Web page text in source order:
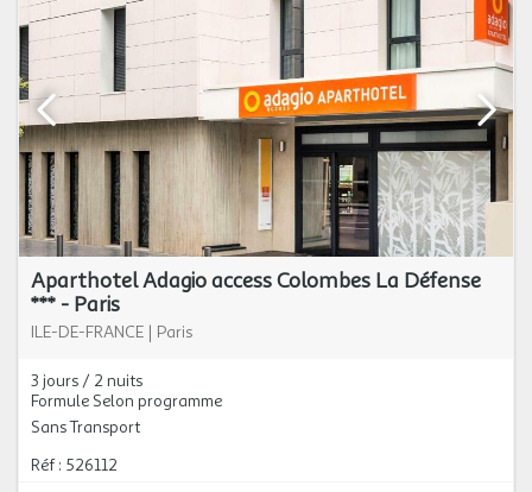
Aparthotel Adagio access Colombes La Défense
*** - Paris
ILE-DE-FRANCE | Paris
3 jours / 2 nuits
Formule Selon programme
Sans Transport
Réf : 526112